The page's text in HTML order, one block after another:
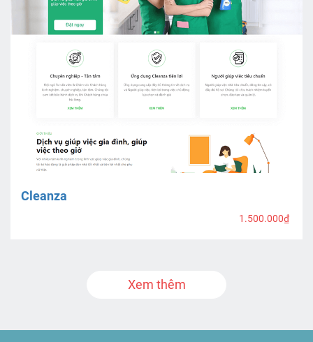
Cleanza
1.500.000₫
Xem thêm